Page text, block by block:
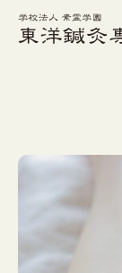
学校案内
学科紹介